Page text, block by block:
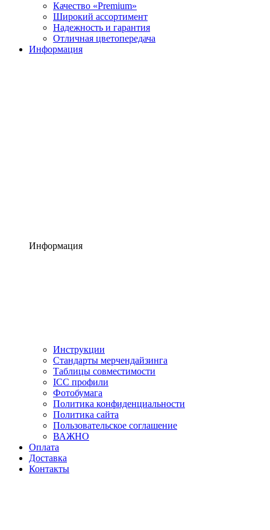
Качество «Premium»
Широкий ассортимент
Надежность и гарантия
Отличная цветопередача
Информация
Информация
Инструкции
Стандарты мерчендайзинга
Таблицы совместимости
ICC профили
Фотобумага
Политика конфиденциальности
Политика сайта
Пользовательское соглашение
ВАЖНО
Оплата
Доставка
Контакты